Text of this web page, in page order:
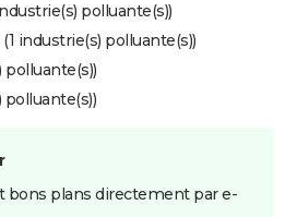
polluante(s))
industrie(s) polluante(s))
polluante(s))
polluante(s))
bons plans directement par e-